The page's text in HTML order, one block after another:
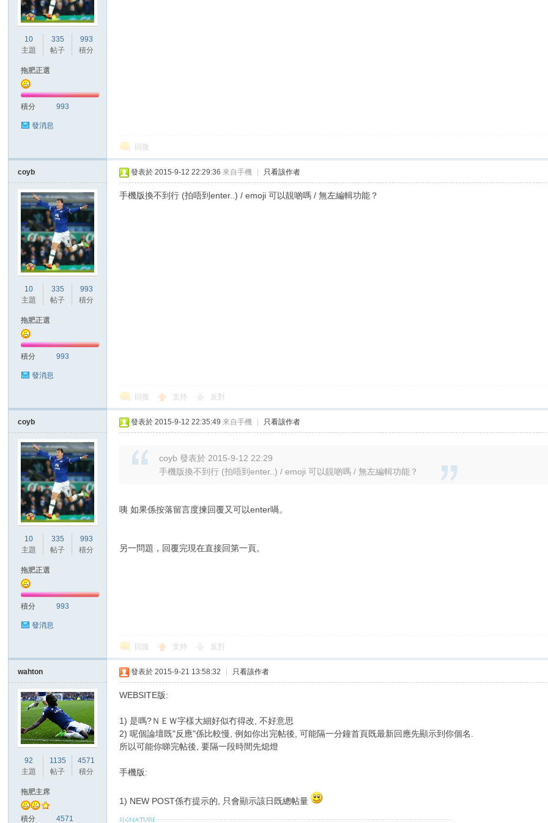
10
主題
335
帖子
993
積分
拖肥正選
積分 993
發消息
回復
coyb
10
主題
335
帖子
993
積分
拖肥正選
積分 993
發消息
發表於 2015-9-12 22:29:36 來自手機 只看該作者
手機版換不到行 (拍唔到enter..) / emoji 可以靚啲嗎 / 無左編輯功能？
回復 支持 反對
coyb
10
主題
335
帖子
993
積分
拖肥正選
積分 993
發消息
發表於 2015-9-12 22:35:49 來自手機 只看該作者
coyb 發表於 2015-9-12 22:29
手機版換不到行 (拍唔到enter..) / emoji 可以靚啲嗎 / 無左編輯功能？
咦 如果係按落留言度揀回覆又可以enter喎。
另一問題，回覆完現在直接回第一頁。
回復 支持 反對
wahton
92
主題
1135
帖子
4571
積分
拖肥主席
積分 4571
發表於 2015-9-21 13:58:32 只看該作者
WEBSITE版:
1) 是嗎?ＮＥＷ字樣大細好似冇得改, 不好意思
2) 呢個論壇既"反應"係比較慢, 例如你出完帖後, 可能隔一分鐘首頁既最新回應先顯示到你個名.
所以可能你睇完帖後, 要隔一段時間先熄燈
手機版:
1) NEW POST係冇提示的, 只會顯示該日既總帖量